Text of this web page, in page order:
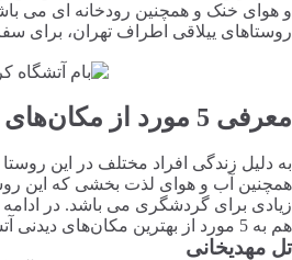
و هوای خنک و همچنین رودخانه ای می
روستاهای ییلاقی اطراف تهران، برای
معرفی 5 مورد از مکان‌های دیدنی آتشگاه کرج
به دلیل زندگی افراد مختلف در این
همچنین آب و هوای لذت بخشی که این
زیادی برای گردشگری می باشد. در ادامه
هم به 5 مورد از بهترین مکان‌های دیدنی آتشگاه، سفر کنیم.
تل مهدیخانی